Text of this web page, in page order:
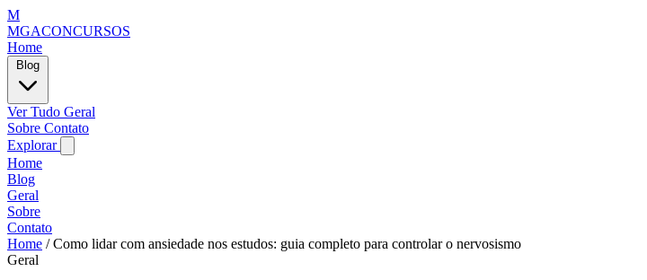
M
MGACONCURSOS
Home
Ver Tudo Geral
Sobre Contato
Explorar
Home
Blog
Geral
Sobre
Contato
Home / Como lidar com ansiedade nos estudos: guia completo para controlar o nervosismo
Geral